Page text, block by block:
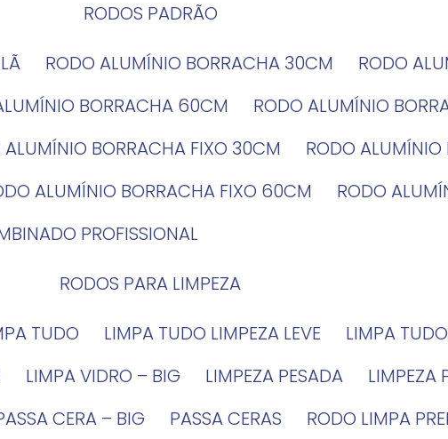
RODOS PADRÃO
RODO ALUMÍNIO BORRACHA 30CM
RODO
BORRACHA 60CM
RODO ALUMÍNIO
ALUMÍNIO BORRACHA FIXO 30CM
RODO
ALUMÍNIO BORRACHA FIXO 60CM
RODO
PROFISSIONAL
RODOS PARA LIMPEZA
TUDO LIMPA TUDO LIMPEZA LEVE
LIMPA
LIMPA VIDRO – BIG LIMPEZA PESADA
PASSA CERA – BIG PASSA CERAS
RODO LIMPA